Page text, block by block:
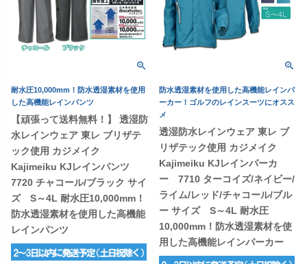
耐水圧10,000mm！防水透湿素材を使用
した高機能レインパンツ
【頑張って送料無料！】 透湿防
水レインウェア 東レ ブリザテ
ック使用 カジメイク
Kajimeiku KJレインパンツ
7720 チャコール/ブラック サイ
ズ S～4L 耐水圧10,000mm！
防水透湿素材を使用した高機能
レインパンツ
防水透湿素材を使用した高機能レインパ
ーカー！ゴルフのレインスーツにオスス
メ
透湿防水レインウェア 東レ ブ
リザテック使用 カジメイク
Kajimeiku KJレインパーカ
ー 7710 ターコイズ/ネイビー/
ライム/レッド/チャコール/ブル
ー サイズ S～4L 耐水圧
10,000mm！防水透湿素材を使
用した高機能レインパーカー